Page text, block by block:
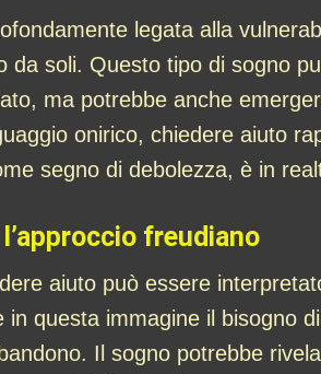
legata alla
soli. Questo tipo di sogno
ma potrebbe anche
onirico, chiedere aiuto
segno di debolezza, è in
freudiano
aiuto può essere
questa immagine il bisogno
Il sogno potrebbe